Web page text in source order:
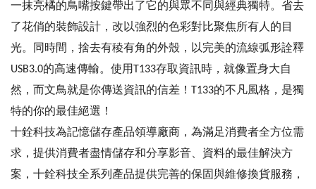
一抹亮橘的鳥嘴按鍵帶出了它的與眾不同與經典獨特。省去
了花俏的裝飾設計，改以強烈的色彩對比聚焦所有人的目
光。同時間，捨去有稜有角的外殼，以完美的流線弧形詮釋
USB3.0的高速傳輸。使用T133存取資訊時，就像置身大自
然，而文鳥就是你傳送資訊的信差！T133的不凡風格，是獨
特的你的最佳絕選！
十銓科技為記憶儲存產品領導廠商，為滿足消費者全方位需
求，提供消費者盡情儲存和分享影音、資料的最佳解決方
案，十銓科技全系列產品提供完善的保固與維修換貨服務，